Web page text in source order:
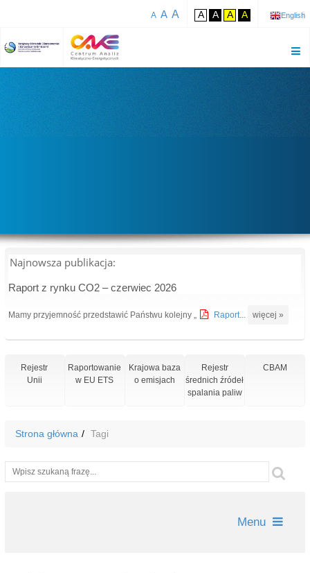
A A A A A A A English
Najnowsza publikacja:
Raport z rynku CO2 – czerwiec 2026
Mamy przyjemność przedstawić Państwu kolejny „ Raport... więcej »
Rejestr
Unii
Raportowanie
w EU ETS
Krajowa baza
o emisjach
Rejestr
średnich źródeł
spalania paliw
CBAM
Strona główna Tagi
Wyszukiwarka
Menu